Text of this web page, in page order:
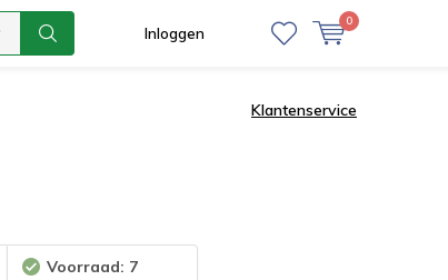
Inloggen
0
Klantenservice
Voorraad: 7